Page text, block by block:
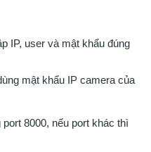
IP, user và mật khẩu đúng
mật khẩu IP camera của
8000, nếu port khác thì